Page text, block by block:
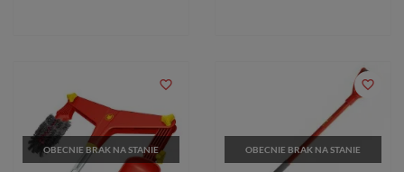
OBECNIE BRAK NA STANIE
favorite_border
OBECNIE BRAK NA STANIE
favorite_border